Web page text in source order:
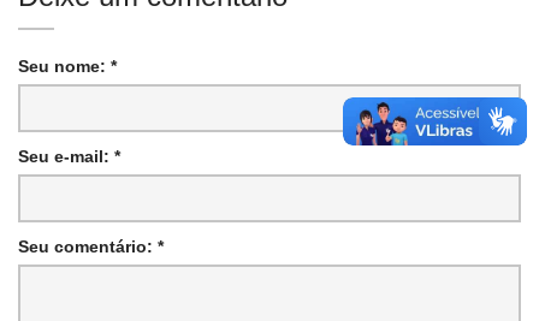
Seu nome: *
Seu e-mail: *
Seu comentário: *